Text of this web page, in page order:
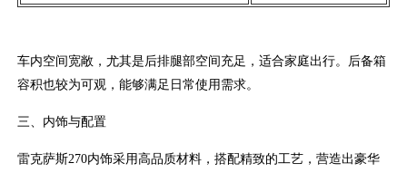
车内空间宽敞，尤其是后排腿部空间充足，适合家庭出行。后备箱
容积也较为可观，能够满足日常使用需求。
三、内饰与配置
雷克萨斯270内饰采用高品质材料，搭配精致的工艺，营造出豪华